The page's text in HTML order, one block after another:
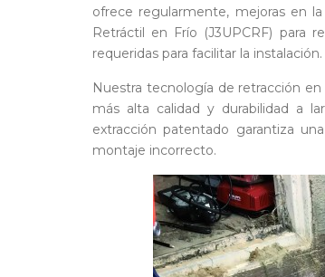
ofrece regularmente, mejoras en
Retráctil en Frío (J3UPCRF) para
requeridas para facilitar la instalación.
Nuestra tecnología de retracción
más alta calidad y durabilidad a
extracción patentado garantiza
montaje incorrecto.